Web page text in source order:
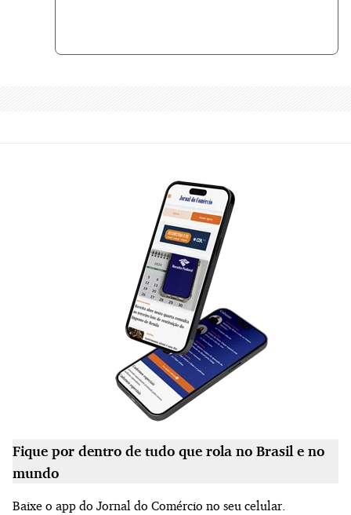
Fique por dentro de tudo que rola no Brasil e no
mundo
Baixe o app do Jornal do Comércio no seu celular.